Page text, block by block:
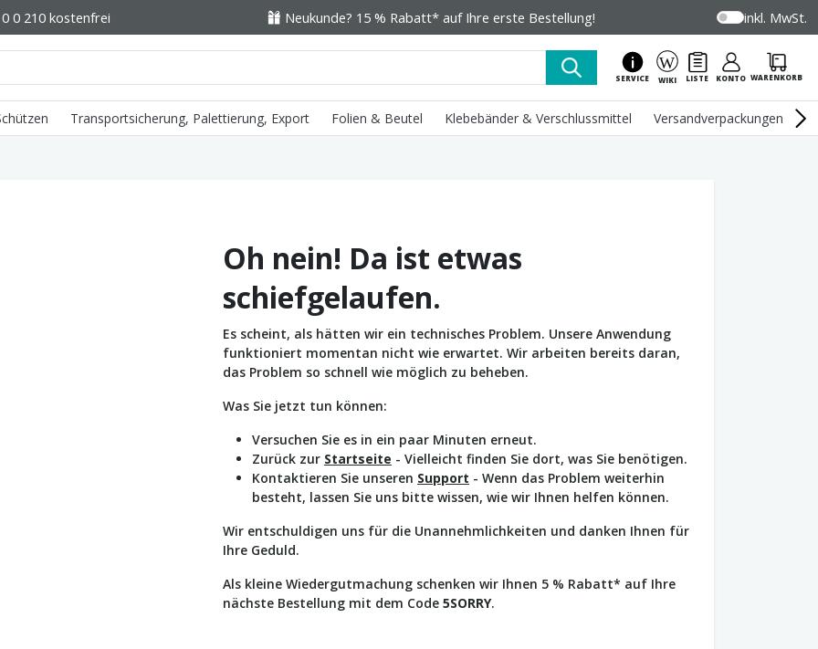
0 210 kostenfrei Neukunde? 15 % Rabatt* auf Ihre erste Bestellung! inkl. MwSt.
SERVICE WIKI LISTE KONTO WARENKORB
Transportsicherung, Palettierung, Export Folien & Beutel Klebebänder & Verschlussmittel Versandverpackungen
Oh nein! Da ist etwas
schiefgelaufen.
Es scheint, als hätten wir ein technisches Problem. Unsere Anwendung
funktioniert momentan nicht wie erwartet. Wir arbeiten bereits daran,
das Problem so schnell wie möglich zu beheben.
Was Sie jetzt tun können:
Versuchen Sie es in ein paar Minuten erneut.
Zurück zur Startseite - Vielleicht finden Sie dort, was Sie benötigen.
Kontaktieren Sie unseren Support - Wenn das Problem weiterhin
besteht, lassen Sie uns bitte wissen, wie wir Ihnen helfen können.
Wir entschuldigen uns für die Unannehmlichkeiten und danken Ihnen für
Ihre Geduld.
Als kleine Wiedergutmachung schenken wir Ihnen 5 % Rabatt* auf Ihre
nächste Bestellung mit dem Code 5SORRY.